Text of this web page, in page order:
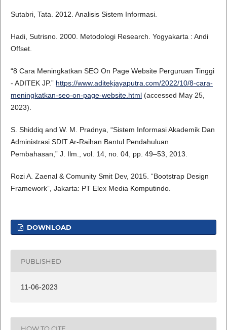
Sutabri, Tata. 2012. Analisis Sistem Informasi.
Hadi, Sutrisno. 2000. Metodologi Research. Yogyakarta : Andi
Offset.
“8 Cara Meningkatkan SEO On Page Website Perguruan Tinggi
- ADITEK JP.” https://www.aditekjayaputra.com/2022/10/8-cara-
meningkatkan-seo-on-page-website.html(accessed May 25,
2023).
S. Shiddiq and W. M. Pradnya, “Sistem Informasi Akademik Dan
Administrasi SDIT Ar-Raihan Bantul Pendahuluan
Pembahasan,” J. Ilm., vol. 14, no. 04, pp. 49–53, 2013.
Rozi A. Zaenal & Comunity Smit Dev, 2015. “Bootstrap Design
Framework”, Jakarta: PT Elex Media Komputindo.
DOWNLOAD
PUBLISHED
11-06-2023
HOW TO CITE